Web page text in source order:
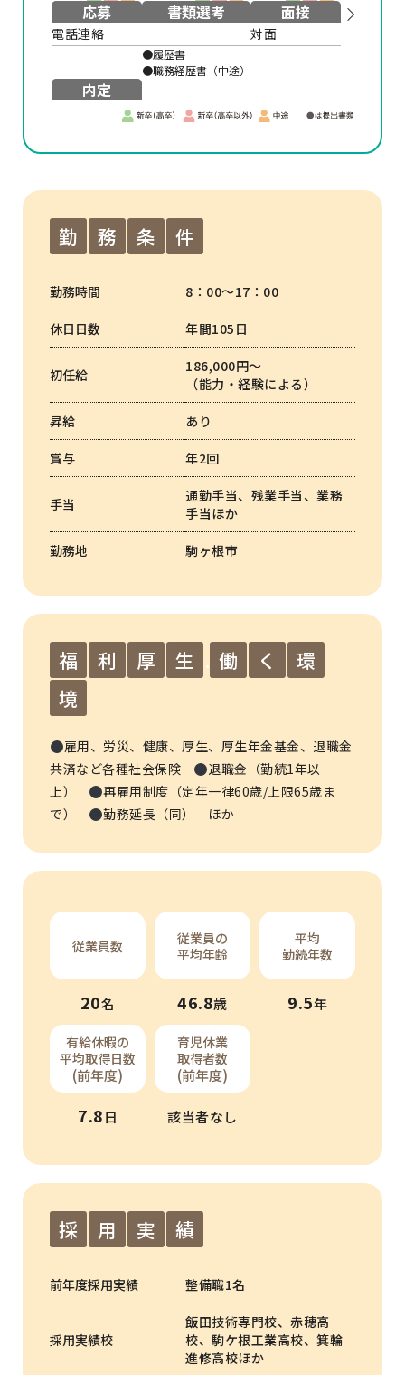
応募
電話連絡
書類選考
●履歴書
●職務経歴書（中途）
面接
対面
内定
勤 務 条 件
勤務時間 8：00〜17：00
休日日数 年間105日
初任給
186,000円〜
（能力・経験による）
昇給 あり
賞与 年2回
手当
通勤手当、残業手当、業務
手当ほか
勤務地 駒ヶ根市
福 利 厚 生 . 働 く
環
境
雇用、労災、健康、厚生、厚生年金基金、退職金
共済など各種社会保険
退職金（勤続1年以
上）
再雇用制度（定年一律60歳/上限65歳ま
で）
勤務延長（同） ほか
従業員数
20名
従業員の
平均年齢
46.8歳
平均
勤続年数
9.5年
有給休暇の
平均取得日数
(前年度)
7.8日
育児休業
取得者数
(前年度)
該当者なし
採 用 実 績
前年度採用実績 整備職1名
採用実績校
飯田技術専門校、赤穂高
校、駒ケ根工業高校、箕輪
進修高校ほか